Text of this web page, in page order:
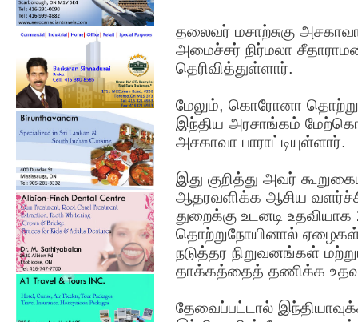
தலைவர் மசாற்சுகு
அமைச்சர் நிர்மலா
தெரிவித்துள்ளார்.
மேலும், கொரோனா
இந்திய அரசாங்கம்
அசகாவா பாராட்டியுள்ளார்.
இது குறித்து அவர்
ஆதரவளிக்க ஆசிய
துறைக்கு உடனடி
தொற்றுநோயினால் ஏழைகள்,
நடுத்தர நிறுவனங்கள்
தாக்கத்தைத் தணிக்க
தேவைப்பட்டால்